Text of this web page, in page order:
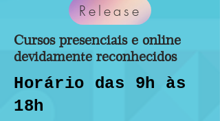
Release
Cursos presenciais e online
devidamente reconhecidos
Horário das 9h às
18h